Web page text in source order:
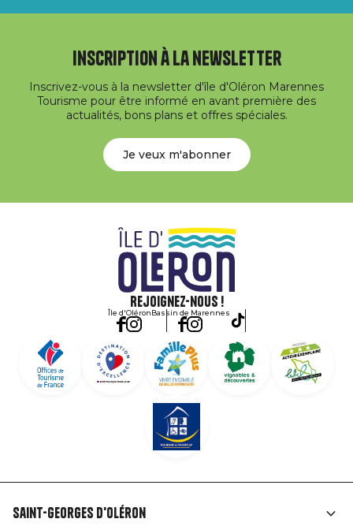
Inscription à la newsletter
Inscrivez-vous à la newsletter d'île d'Oléron Marennes
Tourisme pour être informé en avant première des
actualités, bons plans et offres spéciales.
Je veux m'abonner
Rejoignez-nous !
Île d'OléronBassin de Marennes
Liens
Saint-Georges d'Oléron